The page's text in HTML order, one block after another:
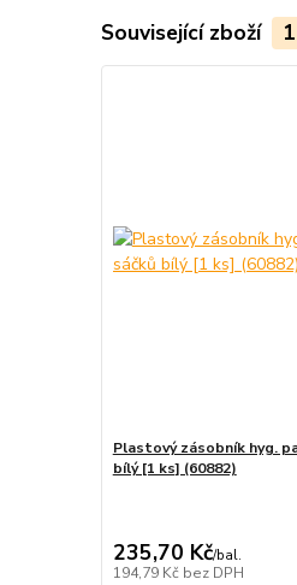
Související zboží 1
Plastový zásobník hyg.
bílý [1 ks] (60882)
235,70 Kč/bal.
194,79 Kč bez DPH